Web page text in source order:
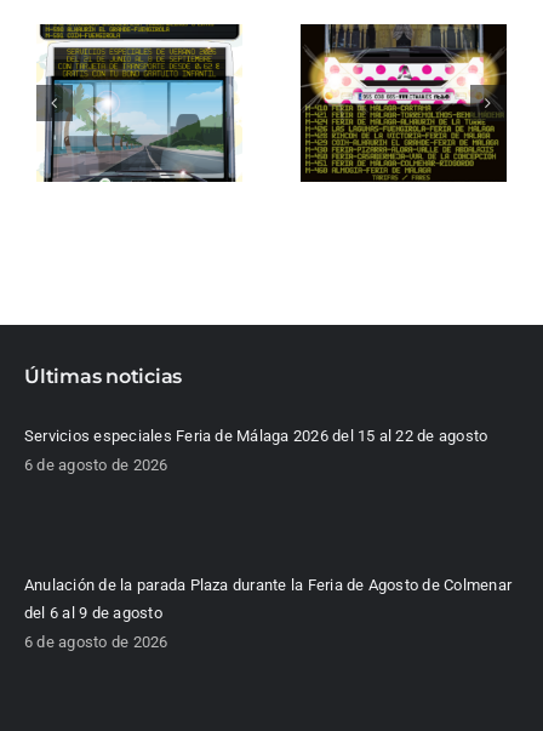
Últimas noticias
Servicios especiales Feria de Málaga 2026 del 15 al 22 de agosto
6 de agosto de 2026
Anulación de la parada Plaza durante la Feria de Agosto de Colmenar
del 6 al 9 de agosto
6 de agosto de 2026